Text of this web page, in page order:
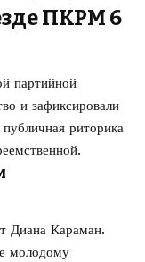
ПКРМ 6
партийной
и зафиксировали
риторика
Диана Караман.
молодому